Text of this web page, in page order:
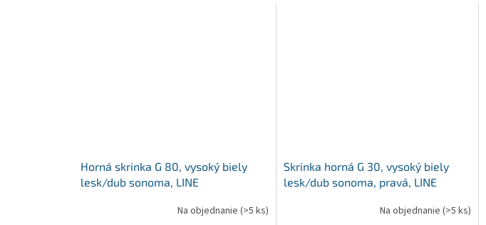
Horná skrinka G 80, vysoký biely
lesk/dub sonoma, LINE
Na objednanie (>5 ks)
Skrinka horná G 30, vysoký biely
lesk/dub sonoma, pravá, LINE
Na objednanie (>5 ks)